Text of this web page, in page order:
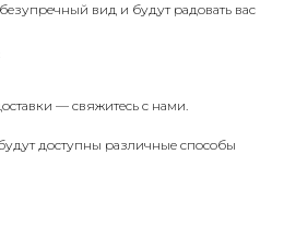
вид и будут радовать вас
— свяжитесь с нами.
доступны различные способы